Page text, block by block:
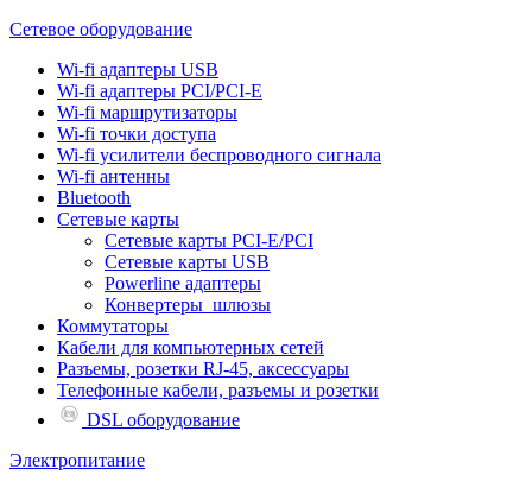
Сетевое оборудование
Wi-fi адаптеры USB
Wi-fi адаптеры PCI/PCI-E
Wi-fi маршрутизаторы
Wi-fi точки доступа
Wi-fi усилители беспроводного сигнала
Wi-fi антенны
Bluetooth
Сетевые карты
Сетевые карты PCI-E/PCI
Сетевые карты USB
Powerline адаптеры
Конвертеры_шлюзы
Коммутаторы
Кабели для компьютерных сетей
Разъемы, розетки RJ-45, аксессуары
Телефонные кабели, разъемы и розетки
DSL оборудование
Электропитание